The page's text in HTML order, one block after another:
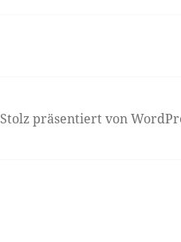
Stolz präsentiert von